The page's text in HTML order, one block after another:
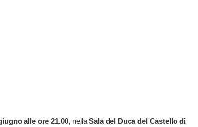
alle ore 21.00, nella Sala del Duca del Castello di